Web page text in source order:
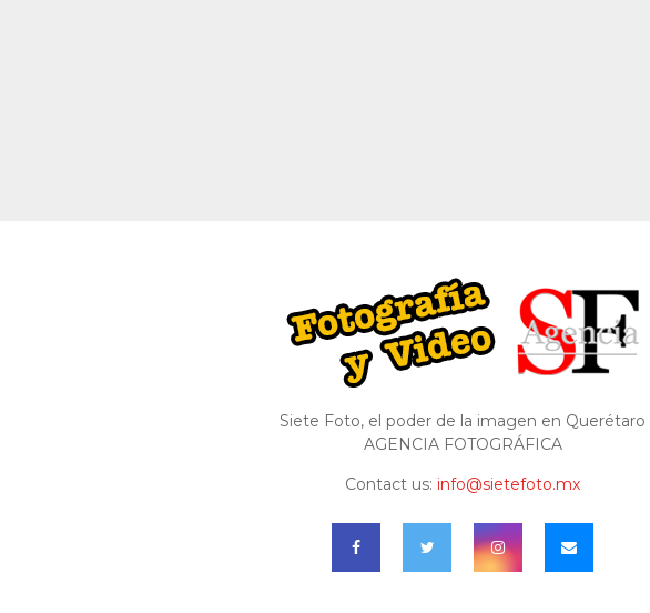
Siete Foto, el poder de la imagen en Querétaro
AGENCIA FOTOGRÁFICA
Contact us: info@sietefoto.mx